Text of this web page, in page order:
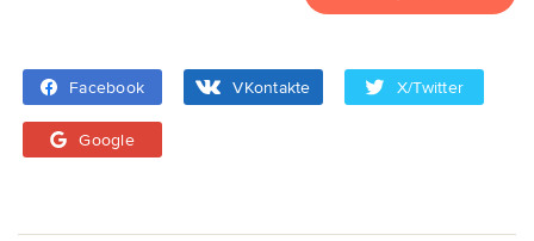
Facebook VKontakte X/Twitter
Google